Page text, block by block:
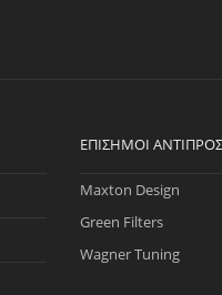
ΕΠΊΣΗΜΟΙ
Maxton Design
Green Filters
Wagner Tuning